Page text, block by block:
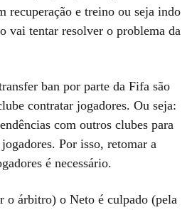
recuperação e treino ou seja indo
vai tentar resolver o problema da
ban por parte da Fifa são
contratar jogadores. Ou seja:
com outros clubes para
Por isso, retomar a
é necessário.
o árbitro) o Neto é culpado (pela